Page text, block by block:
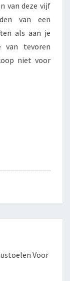
van deze vijf
van een
als aan je
van tevoren
niet voor
Voor